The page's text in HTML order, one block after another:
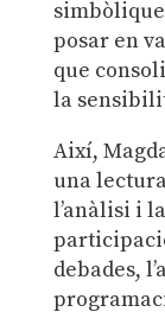
posar en
que
la
Així,
una
l’anàlisi i
debades,